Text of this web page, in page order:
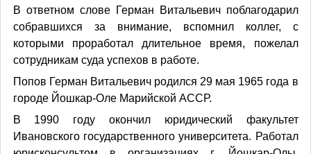
В ответном слове Герман Витальевич поблагодарил
собравшихся за внимание, вспомнил коллег, с
которыми проработал длительное время, пожелал
сотрудникам суда успехов в работе.
Попов Герман Витальевич родился 29 мая 1965 года в
городе Йошкар-Оле Марийской АССР.
В 1990 году окончил юридический факультет
Ивановского государственного университета. Работал